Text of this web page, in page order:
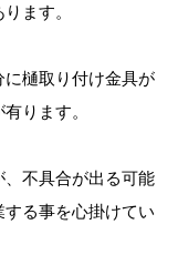
ます。
樋取り付け金具が
ります。
不具合が出る可能
る事を心掛けてい